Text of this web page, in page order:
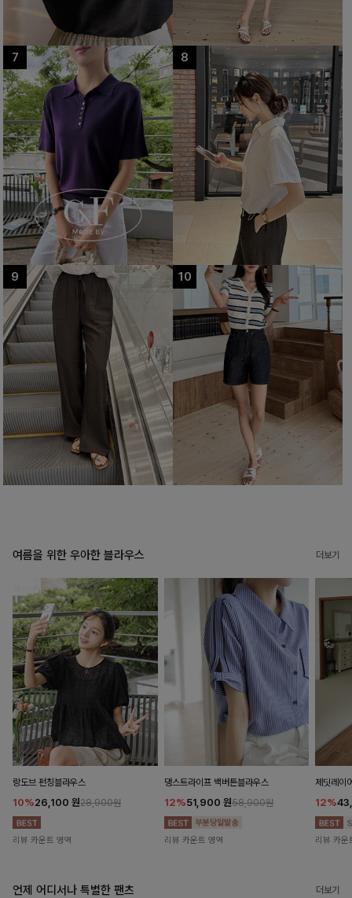
여름을 위한 우아한 블라우스 더보기
랑도브 펀칭블라우스
10%26,100 원28,900원
리뷰 카운트 영역
댕스트라이프 백버튼블라우스
12%51,900 원58,900원
리뷰 카운트 영역
제딧레이
12%
리뷰 카운
언제 어디서나 특별한 팬츠 더보기